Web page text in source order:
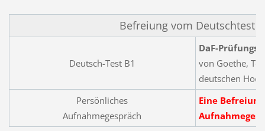
Befreiung vom Deutschtest
Deutsch-Test B1
DaF-
von Goethe,
deutschen
Persönliches
Aufnahmegespräch
Eine